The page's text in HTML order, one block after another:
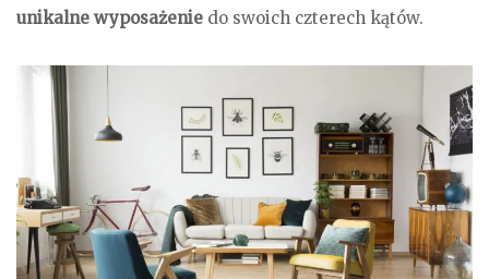
unikalne wyposażenie do swoich czterech kątów.